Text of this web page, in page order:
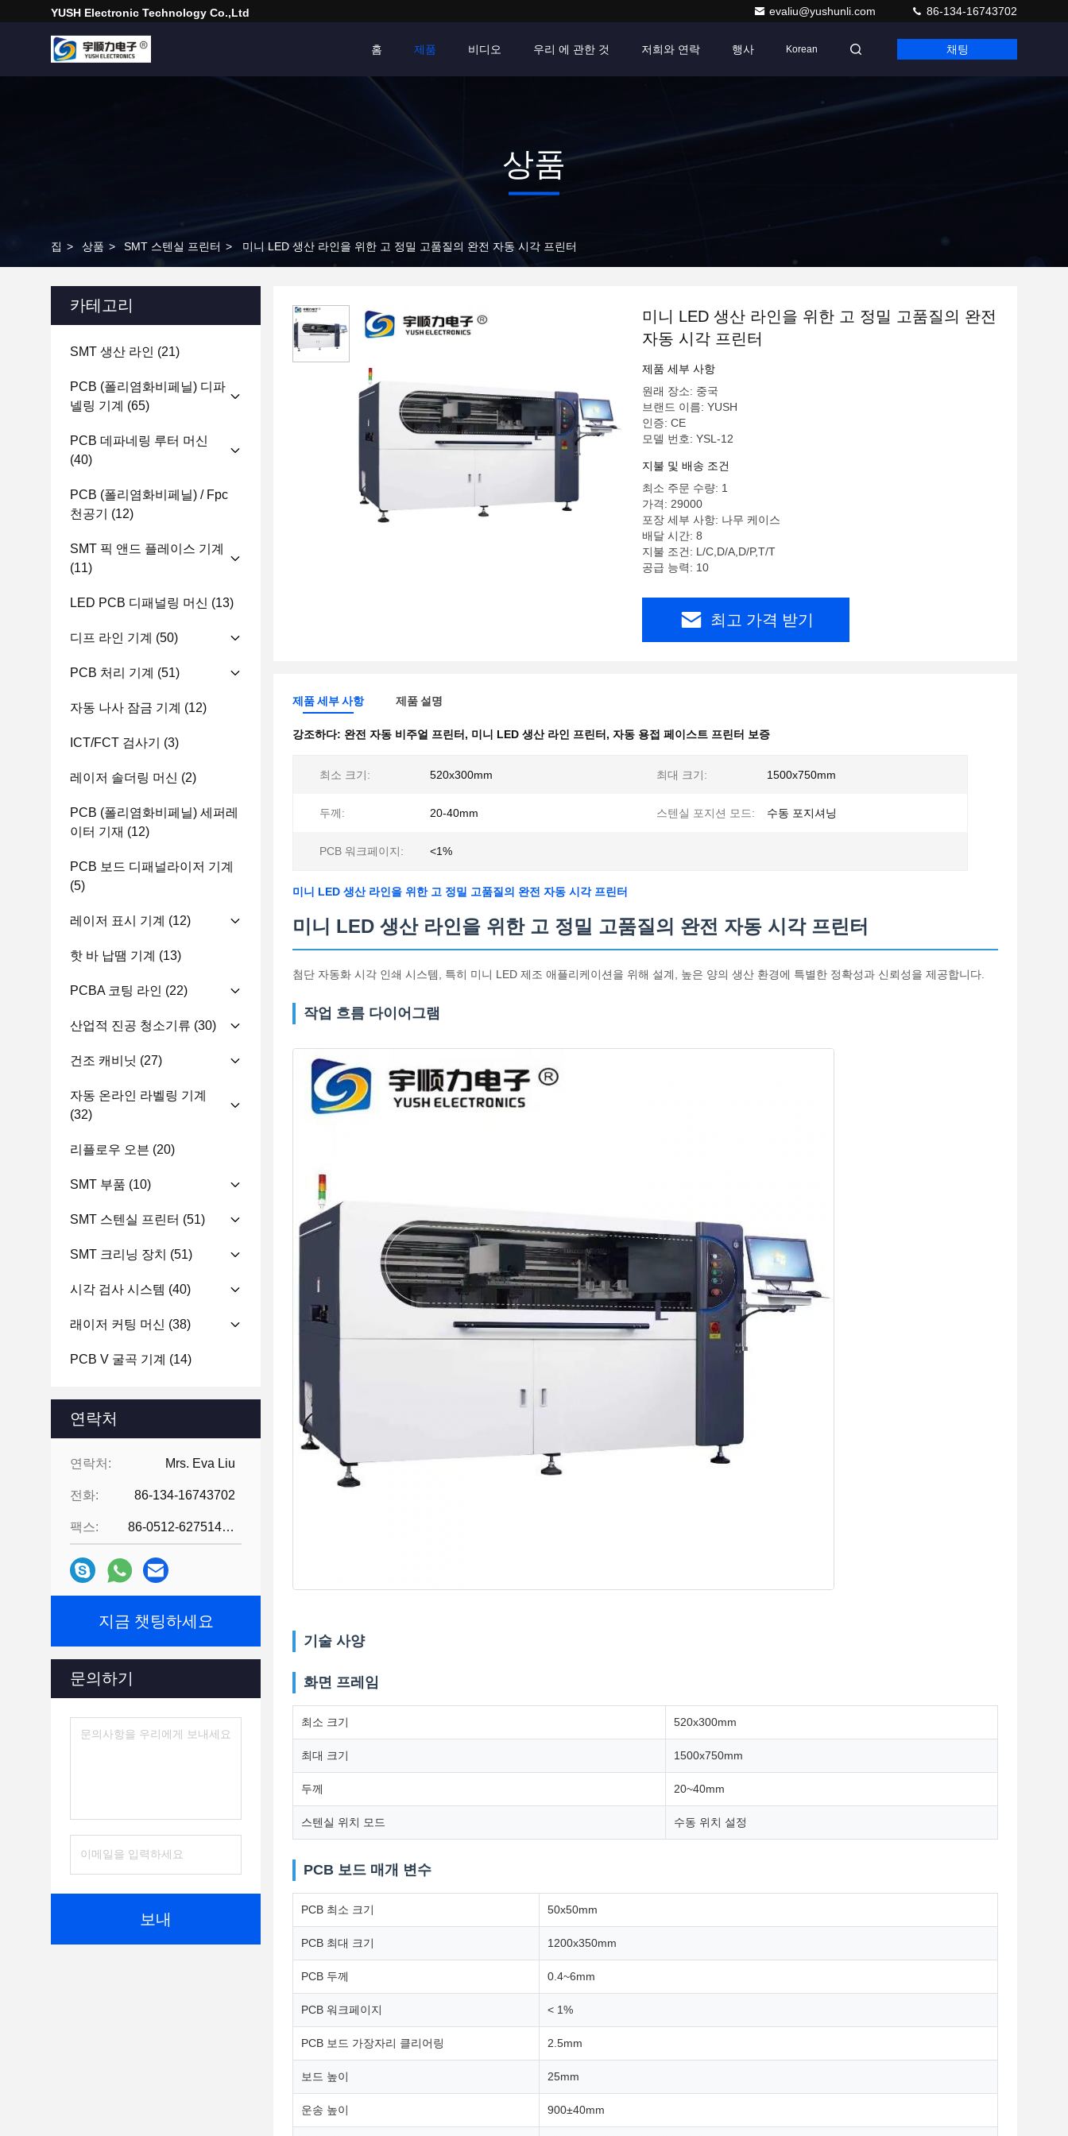
YUSH Electronic Technology Co.,Ltd evaliu@yushunli.com 86-134-16743702
홈 제품 비디오 우리 에 관한 것 저희와 연락 행사 Korean 채팅
상품
집 > 상품 > SMT 스텐실 프린터 > 미니 LED 생산 라인을 위한 고 정밀 고품질의 완전 자동 시각 프린터
카테고리
SMT 생산 라인 (21)
PCB (폴리염화비페닐) 디파
넬링 기계 (65)
PCB 데파네링 루터 머신
(40)
PCB (폴리염화비페닐) / Fpc
천공기
(12)
SMT 픽 앤드 플레이스 기계
(11)
LED PCB 디패널링 머신 (13)
디프 라인 기계 (50)
PCB 처리 기계 (51)
자동 나사 잠금 기계 (12)
ICT/FCT 검사기 (3)
레이저 솔더링 머신 (2)
PCB (폴리염화비페닐) 세퍼레
이터 기재 (12)
PCB 보드 디패널라이저 기계
(5)
레이저 표시 기계 (12)
핫 바 납땜 기계 (13)
PCBA 코팅 라인 (22)
산업적 진공 청소기류 (30)
건조 캐비닛 (27)
자동 온라인 라벨링 기계
(32)
리플로우 오븐 (20)
SMT 부품 (10)
SMT 스텐실 프린터 (51)
SMT 크리닝 장치 (51)
시각 검사 시스템 (40)
래이저 커팅 머신 (38)
PCB V 굴곡 기계 (14)
연락처
연락처: Mrs. Eva Liu
전화: 86-134-16743702
팩스: 86-0512-62751429
지금 챗팅하세요
문의하기
보내
미니 LED 생산 라인을 위한 고 정밀 고품질의 완전
자동 시각 프린터
제품 세부 사항
원래 장소: 중국
브랜드 이름: YUSH
인증: CE
모델 번호: YSL-12
지불 및 배송 조건
최소 주문 수량: 1
가격: 29000
포장 세부 사항: 나무 케이스
배달 시간: 8
지불 조건: L/C,D/A,D/P,T/T
공급 능력: 10
최고 가격 받기
제품 세부 사항 제품 설명
강조하다: 완전 자동 비주얼 프린터 , 미니 LED 생산 라인 프린터 , 자동 용접 페이스트 프린터 보증
최소 크기: 520x300mm 최대 크기: 1500x750mm
두께: 20-40mm 스텐실 포지션 모드: 수동 포지셔닝
PCB 워크페이지: <1%
미니 LED 생산 라인을 위한 고 정밀 고품질의 완전 자동 시각 프린터
미니 LED 생산 라인을 위한 고 정밀 고품질의 완전 자동 시각 프린터
첨단 자동화 시각 인쇄 시스템, 특히 미니 LED 제조 애플리케이션을 위해 설계, 높은 양의 생산 환경에 특별한 정확성과 신뢰성을 제공합니다.
작업 흐름 다이어그램
기술 사양
화면 프레임
최소 크기 520x300mm
최대 크기 1500x750mm
두께 20~40mm
스텐실 위치 모드 수동 위치 설정
PCB 보드 매개 변수
PCB 최소 크기 50x50mm
PCB 최대 크기 1200x350mm
PCB 두께 0.4~6mm
PCB 워크페이지 < 1%
PCB 보드 가장자리 클리어링 2.5mm
보드 높이 25mm
운송 높이 900±40mm